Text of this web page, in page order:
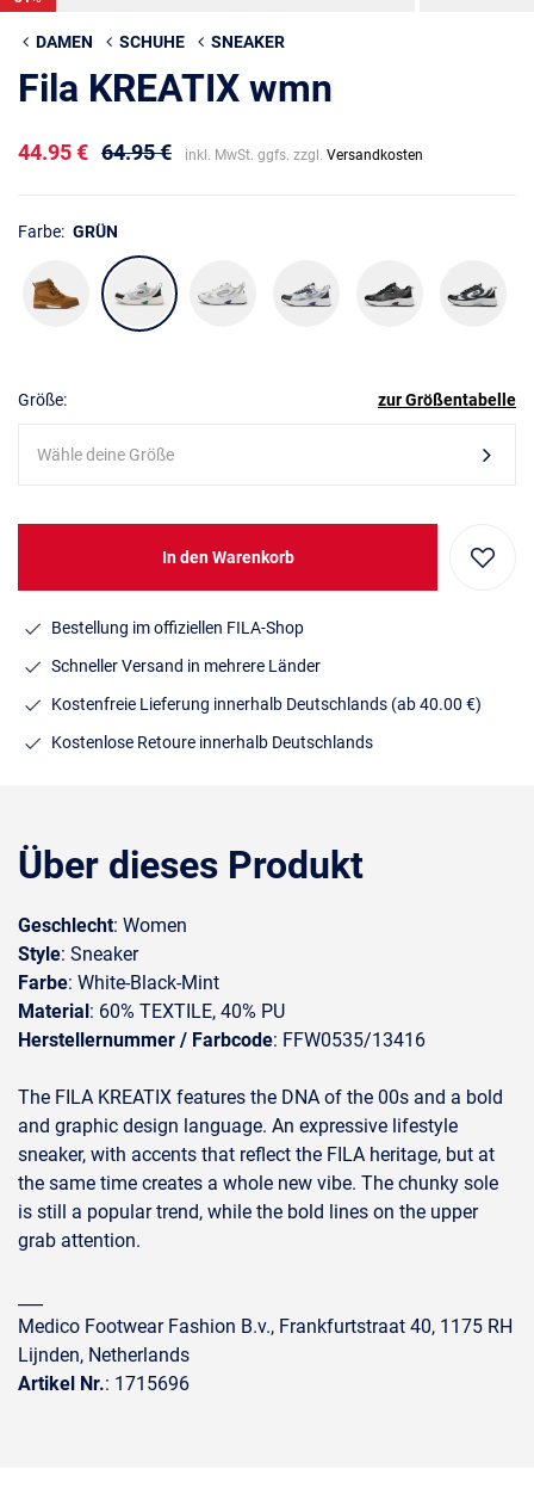
DAMEN SCHUHE SNEAKER
Fila KREATIX wmn
44.95 € 64.95 € inkl. MwSt. ggfs. zzgl. Versandkosten
Farbe: GRÜN
Größe: zur Größentabelle
Wähle deine Größe
In den Warenkorb
Bestellung im offiziellen FILA-Shop
Schneller Versand in mehrere Länder
Kostenfreie Lieferung innerhalb Deutschlands (ab 40.00 €)
Kostenlose Retoure innerhalb Deutschlands
Über dieses Produkt
Geschlecht: Women
Style: Sneaker
Farbe: White-Black-Mint
Material: 60% TEXTILE, 40% PU
Herstellernummer / Farbcode: FFW0535/13416
The FILA KREATIX features the DNA of the 00s and a bold
and graphic design language. An expressive lifestyle
sneaker, with accents that reflect the FILA heritage, but at
the same time creates a whole new vibe. The chunky sole
is still a popular trend, while the bold lines on the upper
grab attention.
Medico Footwear Fashion B.v., Frankfurtstraat 40, 1175 RH
Lijnden, Netherlands
Artikel Nr.: 1715696